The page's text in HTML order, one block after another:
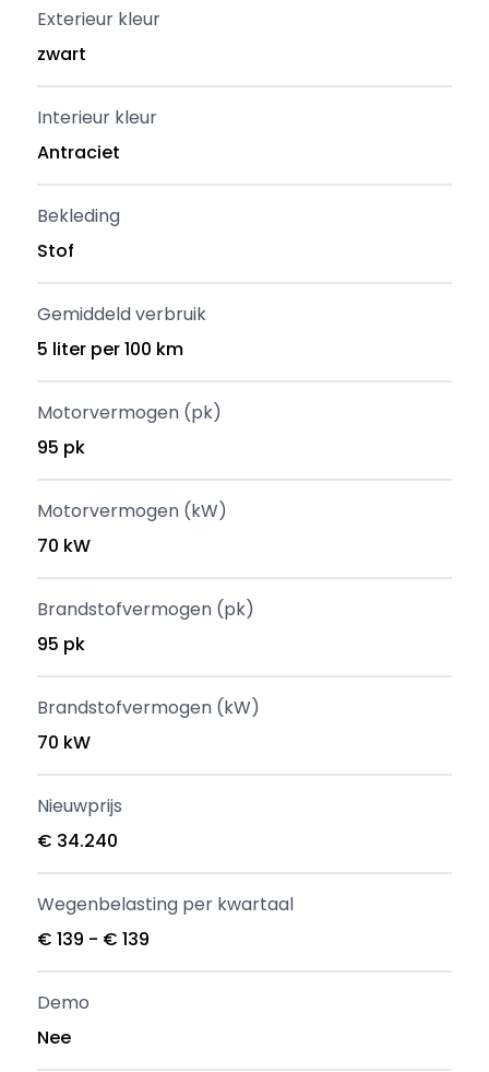
Exterieur kleur
zwart
Interieur kleur
Antraciet
Bekleding
Stof
Gemiddeld verbruik
5 liter per 100 km
Motorvermogen (pk)
95 pk
Motorvermogen (kW)
70 kW
Brandstofvermogen (pk)
95 pk
Brandstofvermogen (kW)
70 kW
Nieuwprijs
€ 34.240
Wegenbelasting per kwartaal
€ 139 - € 139
Demo
Nee